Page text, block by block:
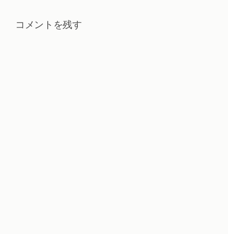
コメントを残す